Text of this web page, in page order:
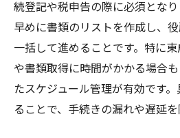
土地相続の流れを実務経
土地相続の一般的な
実際の手続き時の注
失敗事例から学ぶ相
経験者が語る実践的
続登記や税申告の際に必須となり
早めに書類のリストを作成し、
一括して進めることです。特に
や書類取得に時間がかかる場合
たスケジュール管理が有効です
ることで、手続きの漏れや遅延を